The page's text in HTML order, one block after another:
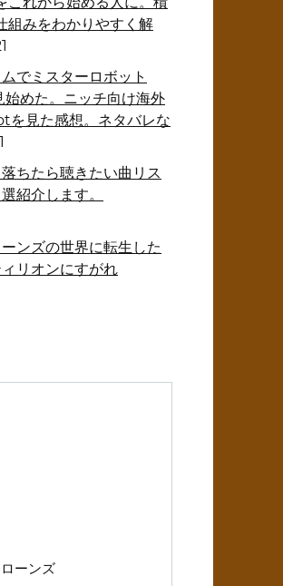
組みをわかりやすく解
でミスターロボット
めた。ニッチ向け海外
を見た感想。ネタバレな
ちたら聴きたい曲リス
紹介します。
ンズの世界に転生した
リオンにすがれ
ーンズ